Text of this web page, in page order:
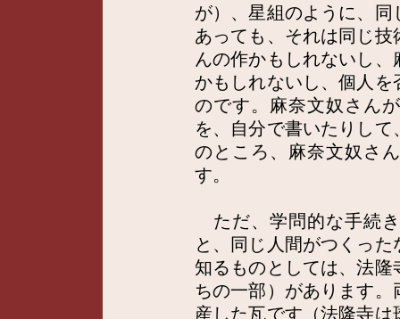
が）、星組のように、
あっても、それは同じ
んの作かもしれないし
かもしれないし、個人
のです。麻奈文奴さん
を、自分で書いたりし
のところ、麻奈文奴さ
す。
ただ、学問的な手続
と、同じ人間がつくっ
知るものとしては、法
ちの一部）があります
産した瓦です（法隆寺